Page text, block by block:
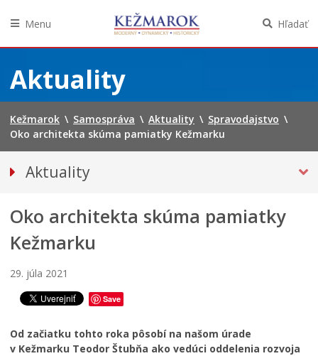
obsah
Menu Hľadať
Aktuality
Kežmarok \ Samospráva \ Aktuality \ Spravodajstvo \
Oko architekta skúma pamiatky Kežmarku
Aktuality
SPRAVODAJSTVO
Noviny Kežmarok
Besedy
Kultúra
Bezpečnosť
Oko architekta skúma pamiatky
Kežmarku
29. júla 2021
Save
Od začiatku tohto roka pôsobí na našom úrade
v Kežmarku Teodor Štubňa ako vedúci oddelenia rozvoja